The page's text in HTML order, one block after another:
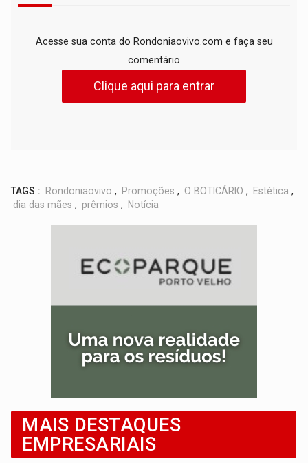
Acesse sua conta do Rondoniaovivo.com e faça seu
comentário
Clique aqui para entrar
TAGS : Rondoniaovivo , Promoções , O BOTICÁRIO , Estética ,
dia das mães , prêmios , Notícia
MAIS DESTAQUES
EMPRESARIAIS